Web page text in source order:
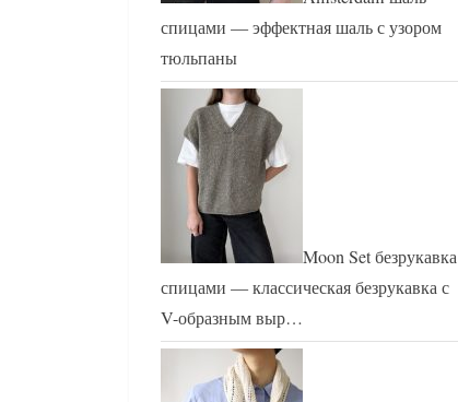
спицами — эффектная шаль с узором
тюльпаны
Moon Set безрукавка
спицами — классическая безрукавка с
V-образным выр…